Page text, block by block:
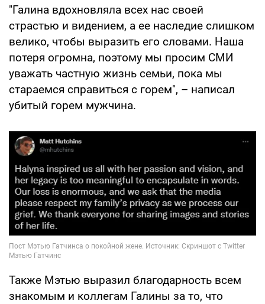
"Галина вдохновляла всех нас своей
страстью и видением, а ее наследие слишком
велико, чтобы выразить его словами. Наша
потеря огромна, поэтому мы просим СМИ
уважать частную жизнь семьи, пока мы
стараемся справиться с горем", – написал
убитый горем мужчина.
Также Мэтью выразил благодарность всем
знакомым и коллегам Галины за то, что